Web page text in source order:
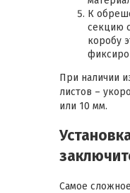
К
секцию
коробу
При наличии
листов –
или 10 мм.
Самое